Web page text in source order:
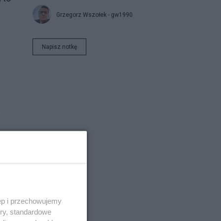
Grzegorz Wszołek - gw1990
Napisz notkę
i przechowujemy
standardowe